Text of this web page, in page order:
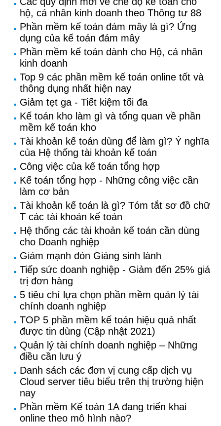
hộ, cá nhân kinh doanh theo Thông tư 88
Phần mềm kế toán đám mây là gì? Ứng
dụng của kế toán đám mây
Phần mềm kế toán dành cho Hộ, cá nhân
kinh doanh
Top 9 các phần mềm kế toán online tốt và
thông dụng nhất hiện nay
Giảm tẹt ga - Tiết kiệm tối đa
Kế toán kho làm gì và tổng quan về phần
mềm kế toán kho
Tài khoản kế toán dùng để làm gì? Ý nghĩa
của Hệ thống tài khoản kế toán
Công việc của kế toán tổng hợp
Kế toán tổng hợp - Những công việc cần
làm cơ bản
Tài khoản kế toán là gì? Tóm tắt sơ đồ chữ
T các tài khoản kế toán
Hệ thống các tài khoản kế toán cần dùng
cho Doanh nghiệp
Giảm mạnh đón Giáng sinh lành
Tiếp sức doanh nghiệp - Giảm đến 25% giá
trị đơn hàng
5 tiêu chí lựa chọn phần mềm quản lý tài
chính doanh nghiệp
TOP 5 phần mềm kế toán hiệu quả nhất
được tin dùng (Cập nhật 2021)
Quản lý tài chính doanh nghiệp – Những
điều cần lưu ý
Danh sách các đơn vị cung cấp dịch vụ
Cloud server tiêu biểu trên thị trường hiện
nay
Phần mềm Kế toán 1A đang triển khai
online theo mô hình nào?